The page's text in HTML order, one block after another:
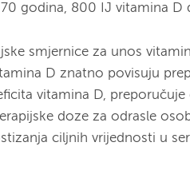
godina, 800 IJ vitamina D
smjernice za unos
D znatno povisuju
vitamina D,
doze za odrasle
ciljnih vrijednosti u